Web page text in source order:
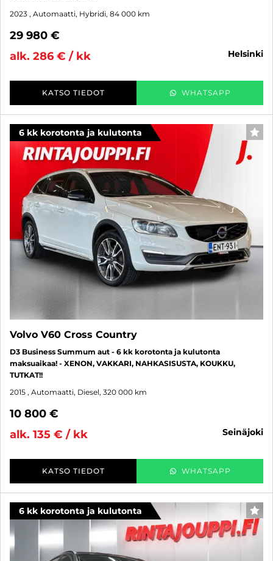
2023 , Automaatti, Hybridi, 84 000 km
29 980 €
alk. 286 € / kk
helsinki
KATSO TIEDOT WHATSAPP
6 kk korotonta ja kulutonta
Volvo V60 Cross Country
D3 Business Summum aut - 6 kk korotonta ja kulutonta
maksuaikaa! - XENON, VAKKARI, NAHKASISUSTA, KOUKKU,
TUTKAT!!
2015 , Automaatti, Diesel, 320 000 km
10 800 €
alk. 135 € / kk
seinäjoki
KATSO TIEDOT WHATSAPP
6 kk korotonta ja kulutonta